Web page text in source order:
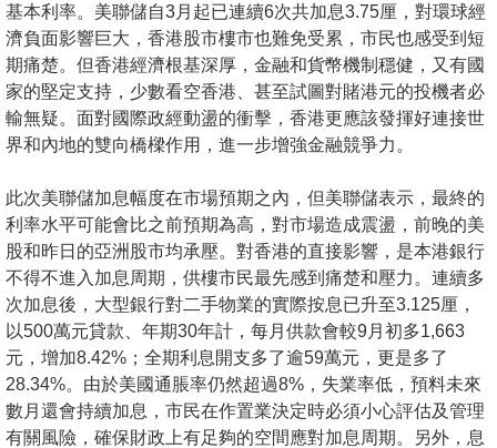
產
博
客
地
產
新
聞
數
據
公
佈
置
業
基本利率。美聯儲自3月起已連續6次共加息3.75厘，對環球經
濟負面影響巨大，香港股市樓市也難免受累，市民也感受到短
期痛楚。但香港經濟根基深厚，金融和貨幣機制穩健，又有國
家的堅定支持，少數看空香港、甚至試圖對賭港元的投機者必
輸無疑。面對國際政經動盪的衝擊，香港更應該發揮好連接世
界和內地的雙向橋樑作用，進一步增強金融競爭力。
此次美聯儲加息幅度在市場預期之內，但美聯儲表示，最終的
利率水平可能會比之前預期為高，對市場造成震盪，前晚的美
股和昨日的亞洲股市均承壓。對香港的直接影響，是本港銀行
不得不進入加息周期，供樓市民最先感到痛楚和壓力。連續多
次加息後，大型銀行對二手物業的實際按息已升至3.125厘，
以500萬元貸款、年期30年計，每月供款會較9月初多1,663
元，增加8.42%；全期利息開支多了逾59萬元，更是多了
28.34%。由於美國通脹率仍然超過8%，失業率低，預料未來
數月還會持續加息，市民在作置業決定時必須小心評估及管理
有關風險，確保財政上有足夠的空間應對加息周期。另外，息